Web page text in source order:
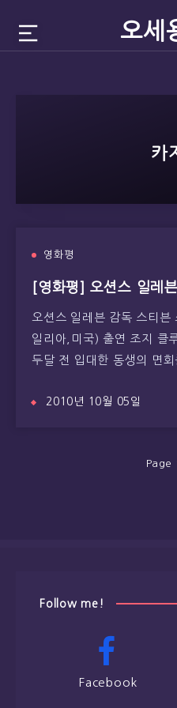
오세
카
영화평
[영화평] 오션스 일
오션스 일레븐 감독 스티
일리아,미국) 출연 조지 클
두달 전 입대한 동생의 면
2010년 10월 05일
Page
Follow me!
Facebook